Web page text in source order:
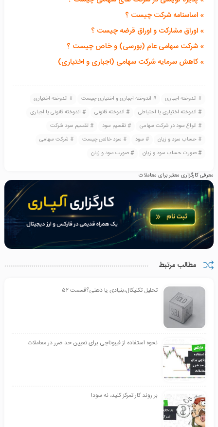
» اساسنامه شرکت چیست ؟
» اوراق مشارکت و اوراق قرضه چیست ؟
» شرکت سهامی عام (بورسی) و خاص چیست ؟
» کاهش سرمایه شرکت سهامی (اجباری و اختیاری)
اندوخته اجباری اندوخته اجباری و اختیاری چیست
اندوخته اختیاری
اندوخته اختیاری یا احتیاطی
اندوخته قانونی
اندوخته قانونی یا اجباری
انواع سود در شرکت سهامی
تقسیم سود
تقسیم سود شرکت
حساب سود و زیان
سود سود خالص چیست
شرکت سهامی
صورت حساب سود و زیان
صورت سود و زیان
معرفی کارگزاری معتبر برای معاملات
مطالب مرتبط
تحلیل تکنیکال،بنیادی یا ذهنی؟قسمت ۵۲
نحوه استفاده از فیبوناچی برای تعیین حد ضرر در معاملات
بر روند کار تمرکز کنید، نه سود!